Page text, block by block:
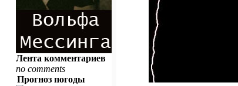
Лента комментариев
no comments
Прогноз погоды